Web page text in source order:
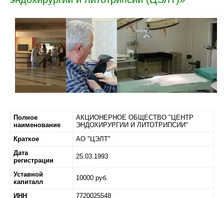
Полное
наименование
АКЦИОНЕРНОЕ ОБЩЕСТВО "ЦЕНТР
ЭНДОХИРУРГИИ И ЛИТОТРИПСИИ"
Краткое
АО "ЦЭЛТ"
Дата
регистрации
25.03.1993
Уставной
капиталл
10000 руб.
ИНН
7720025548